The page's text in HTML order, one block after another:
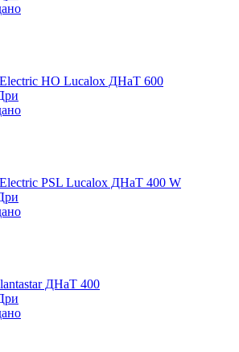
HO Lucalox ДНаТ 600
PSL Lucalox ДНаТ 400 W
ДНаТ 400